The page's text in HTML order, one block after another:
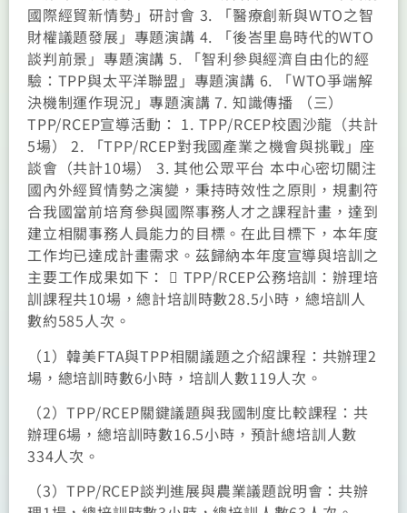
國際經貿新情勢」研討會 3. 「醫療創新與WTO之智
財權議題發展」專題演講 4. 「後峇里島時代的WTO
談判前景」專題演講 5. 「智利參與經濟自由化的經
驗：TPP與太平洋聯盟」專題演講 6. 「WTO爭端解
決機制運作現況」專題演講 7. 知識傳播 （三）
TPP/RCEP宣導活動： 1. TPP/RCEP校園沙龍（共計
5場） 2. 「TPP/RCEP對我國產業之機會與挑戰」座
談會（共計10場） 3. 其他公眾平台 本中心密切關注
國內外經貿情勢之演變，秉持時效性之原則，規劃符
合我國當前培育參與國際事務人才之課程計畫，達到
建立相關事務人員能力的目標。在此目標下，本年度
工作均已達成計畫需求。茲歸納本年度宣導與培訓之
主要工作成果如下：  TPP/RCEP公務培訓：辦理培
訓課程共10場，總計培訓時數28.5小時，總培訓人
數約585人次。
（1）韓美FTA與TPP相關議題之介紹課程：共辦理2
場，總培訓時數6小時，培訓人數119人次。
（2）TPP/RCEP關鍵議題與我國制度比較課程：共
辦理6場，總培訓時數16.5小時，預計總培訓人數
334人次。
（3）TPP/RCEP談判進展與農業議題說明會：共辦